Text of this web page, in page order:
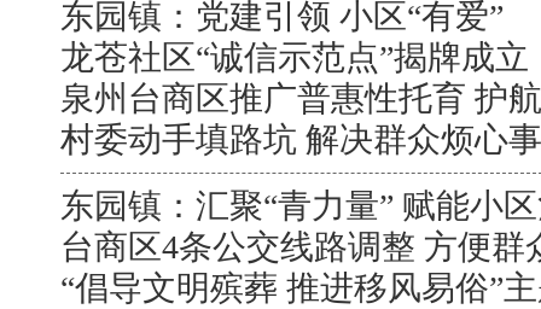
东园镇：党建引领 小区“有爱”
龙苍社区“诚信示范点”揭牌成立
泉州台商区推广普惠性托育 护
村委动手填路坑 解决群众烦心事
东园镇：汇聚“青力量” 赋能小
台商区4条公交线路调整 方便群
“倡导文明殡葬 推进移风易俗”